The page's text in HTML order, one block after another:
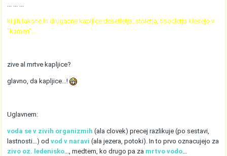
... ... ...
ki jih taksne in drugacne kapljice desetletja, stoletja, tisocletja klesejo v
"kamen"...
zive al mrtve kapljice?
glavno, da kapljice...!
Uglavnem:
voda se v zivih organizmih (ala clovek) precej razlikuje (po sestavi,
lastnosti...) odvod v naravi (ala jezera, potoki). In to prvo oznacujejo za
zivo oz. ledenisko..., medtem, ko drugo pa za mrtvo vodo...